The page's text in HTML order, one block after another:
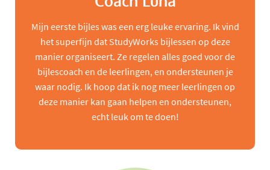
Mijn eerste bijles was een erg leuke ervaring. Ik vind
het superfijn dat StudyWorks bijlessen op deze
manier organiseert. Ze regelen alles goed voor de
bijlescoach en de leerlingen, en ondersteunen je
waar nodig. Ik hoop dat ik nog meer leerlingen op
deze manier kan gaan helpen en ondersteunen,
echt leuk om te doen!